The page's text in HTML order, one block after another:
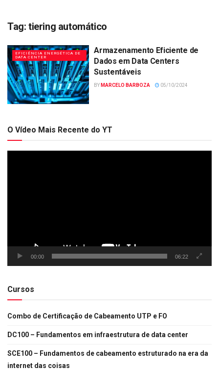
Tag: tiering automático
EFICIÊNCIA ENERGÉTICA DE
DATA CENTER
Armazenamento Eficiente de
Dados em Data Centers
Sustentáveis
BY MARCELO BARBOZA 05/10/2024
O Vídeo Mais Recente do YT
00:00 06:22
Cursos
Combo de Certificação de Cabeamento UTP e FO
DC100 – Fundamentos em infraestrutura de data center
SCE100 – Fundamentos de cabeamento estruturado na era da
internet das coisas